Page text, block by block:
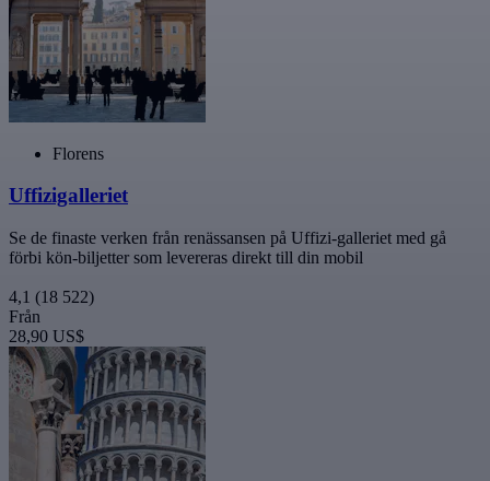
Florens
Uffizigalleriet
Se de finaste verken från renässansen på Uffizi-galleriet med gå
förbi kön-biljetter som levereras direkt till din mobil
4,1 (18 522)
Från
28,90 US$